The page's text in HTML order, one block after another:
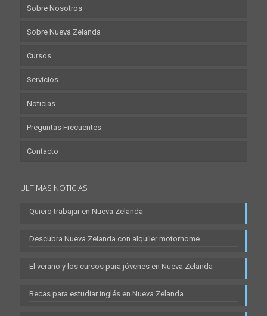
Sobre Nosotros
Sobre Nueva Zelanda
Cursos
Servicios
Noticias
Preguntas Frecuentes
Contacto
ULTIMAS NOTICIAS
Quiero trabajar en Nueva Zelanda
Descubra Nueva Zelanda con alquiler motorhome
El verano y los cursos para jóvenes en Nueva Zelanda
Becas para estudiar inglés en Nueva Zelanda